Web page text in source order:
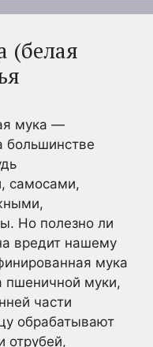
(белая
мука —
большинстве
самосами,
Но полезно ли
вредит нашему
мука
пшеничной муки,
части
обрабатывают
отрубей,